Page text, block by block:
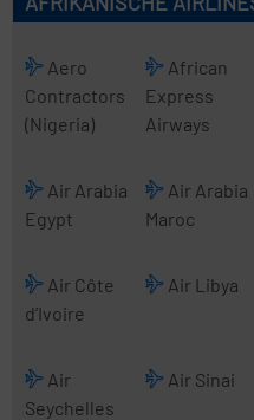
Aero
Contractors
(Nigeria)
African
Express
Airways
Air Arabia
Egypt
Air Arabia
Maroc
Air Côte
d’Ivoire
Air Libya
Air
Seychelles
Air Sinai